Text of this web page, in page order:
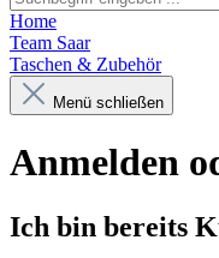
Home
Team Saar
Taschen & Zubehör
Menü schließen
Anmelden
Ich bin bereits